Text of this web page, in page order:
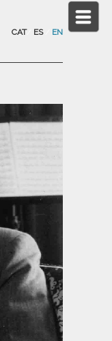
CAT/ ES/ EN